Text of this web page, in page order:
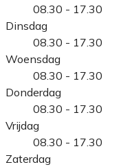
08.30 - 17.30
Dinsdag
08.30 - 17.30
Woensdag
08.30 - 17.30
Donderdag
08.30 - 17.30
Vrijdag
08.30 - 17.30
Zaterdag